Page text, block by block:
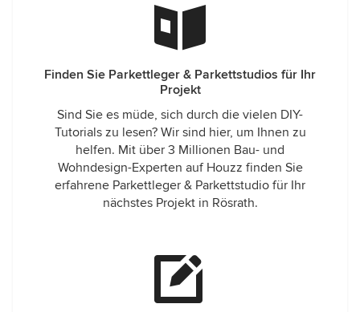
Finden Sie Parkettleger & Parkettstudios für Ihr
Projekt
Sind Sie es müde, sich durch die vielen DIY-
Tutorials zu lesen? Wir sind hier, um Ihnen zu
helfen. Mit über 3 Millionen Bau- und
Wohndesign-Experten auf Houzz finden Sie
erfahrene Parkettleger & Parkettstudio für Ihr
nächstes Projekt in Rösrath.